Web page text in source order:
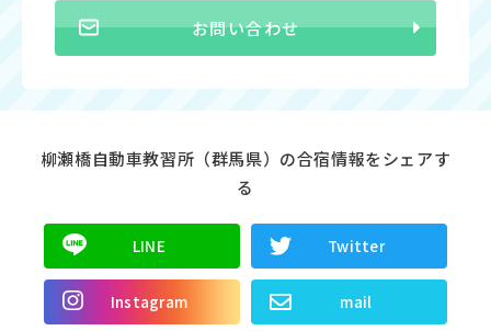
お問い合わせ
柳瀬橋自動車教習所（群馬県）の合宿情報をシェアす
る
LINE Twitter
Instagram mail